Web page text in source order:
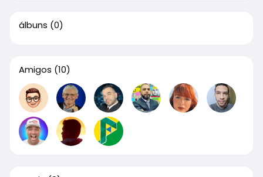
álbuns (0)
Amigos (10)